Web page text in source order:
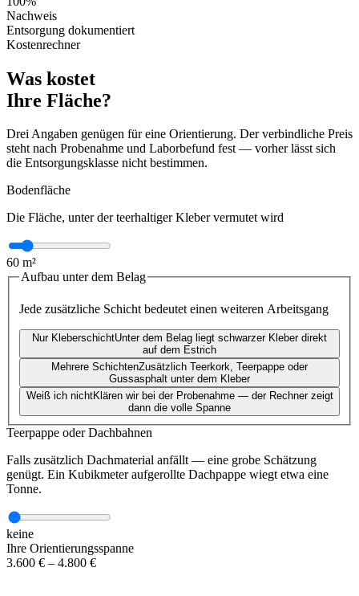
Nachweis
Entsorgung dokumentiert
Kostenrechner
Was kostet
Ihre Fläche?
Drei Angaben genügen für eine Orientierung. Der verbindliche Preis
steht nach Probenahme und Laborbefund fest — vorher lässt sich
die Entsorgungsklasse nicht bestimmen.
Bodenfläche
Die Fläche, unter der teerhaltiger Kleber vermutet wird
60 m²
Aufbau unter dem Belag
Jede zusätzliche Schicht bedeutet einen weiteren Arbeitsgang
Nur KleberschichtUnter dem Belag liegt schwarzer Kleber direkt
auf dem Estrich
Mehrere SchichtenZusätzlich Teerkork, Teerpappe oder
Gussasphalt unter dem Kleber
Weiß ich nichtKlären wir bei der Probenahme — der Rechner zeigt
dann die volle Spanne
Teerpappe oder Dachbahnen
Falls zusätzlich Dachmaterial anfällt — eine grobe Schätzung
genügt. Ein Kubikmeter aufgerollte Dachpappe wiegt etwa eine
Tonne.
keine
Ihre Orientierungsspanne
3.600 € – 4.800 €